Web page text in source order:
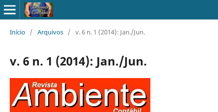
Início / Arquivos / v. 6 n. 1 (2014): Jan./Jun.
v. 6 n. 1 (2014): Jan./Jun.